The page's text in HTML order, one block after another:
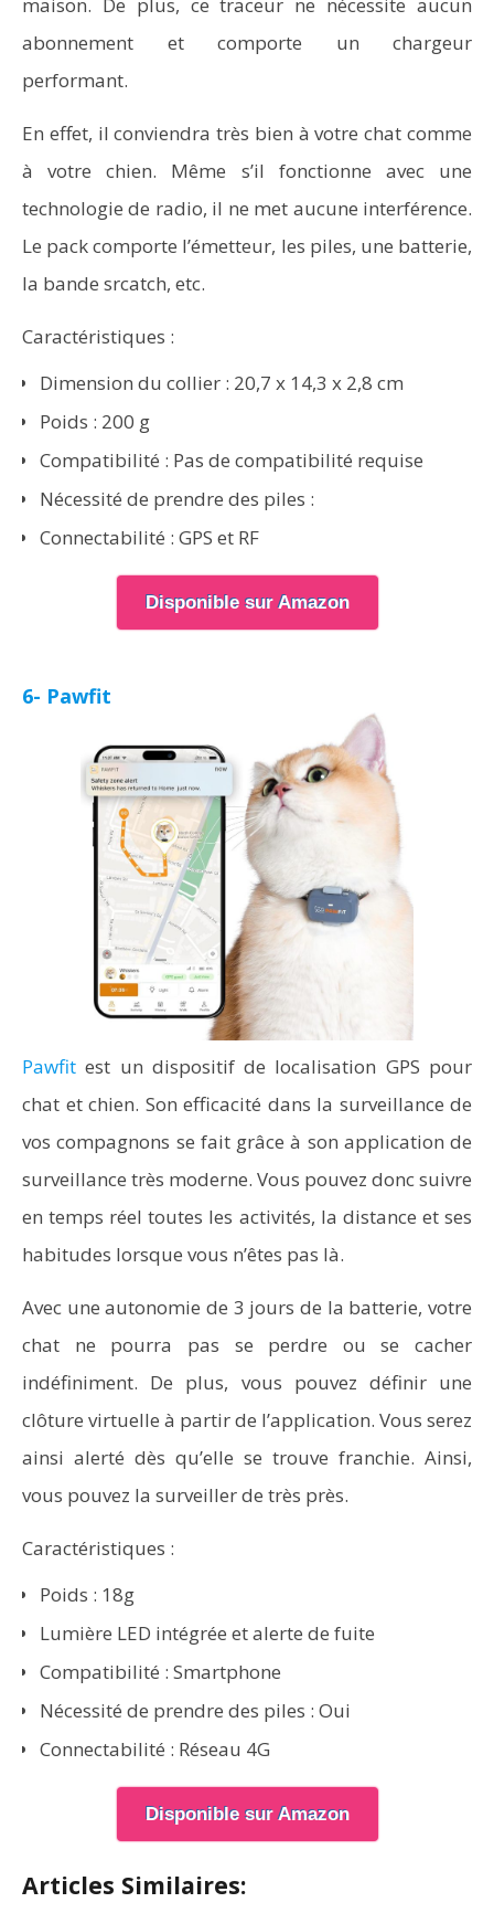
abonnement et comporte un chargeur
performant.
En effet, il conviendra très bien à votre chat comme
à votre chien. Même s’il fonctionne avec une
technologie de radio, il ne met aucune interférence.
Le pack comporte l’émetteur, les piles, une batterie,
la bande srcatch, etc.
Caractéristiques :
Dimension du collier : 20,7 x 14,3 x 2,8 cm
Poids : 200 g
Compatibilité : Pas de compatibilité requise
Nécessité de prendre des piles :
Connectabilité : GPS et RF
Disponible sur Amazon
6- Pawfit
Pawfit est un dispositif de localisation GPS pour
chat et chien. Son efficacité dans la surveillance de
vos compagnons se fait grâce à son application de
surveillance très moderne. Vous pouvez donc suivre
en temps réel toutes les activités, la distance et ses
habitudes lorsque vous n’êtes pas là.
Avec une autonomie de 3 jours de la batterie, votre
chat ne pourra pas se perdre ou se cacher
indéfiniment. De plus, vous pouvez définir une
clôture virtuelle à partir de l’application. Vous serez
ainsi alerté dès qu’elle se trouve franchie. Ainsi,
vous pouvez la surveiller de très près.
Caractéristiques :
Poids : 18g
Lumière LED intégrée et alerte de fuite
Compatibilité : Smartphone
Nécessité de prendre des piles : Oui
Connectabilité : Réseau 4G
Disponible sur Amazon
Articles Similaires: